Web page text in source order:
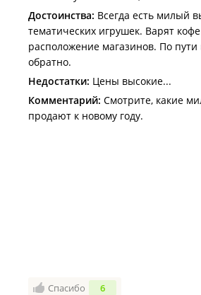
Достоинства: Всегда есть милый
тематических игрушек. Варят
расположение магазинов. По
обратно.
Недостатки: Цены высокие...
Комментарий: Смотрите, какие
продают к новому году.
Спасибо 6